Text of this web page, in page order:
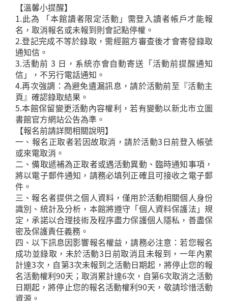
【溫馨小提醒】
1.此為 「本館讀者限定活動」需登入讀者帳戶才能報
名，取消報名或未報到則會記點停權。
2.登記完成不等於錄取，需經館方審查後才會寄發錄取
通知信。
3.活動前 3 日，系統亦會自動寄送「活動前提醒通知
信」，不另行電話通知。
4.再次強調：為避免遺漏訊息，請於活動前至『活動主
頁』確認錄取結果。
5.本館保留變更活動內容權利，若有變動以新北市立圖
書館官方網站公告為準。
【報名前請詳閱相關說明】
一、報名正取者若因故取消，請於活動3日前登入帳號
或來電取消。
二、備取遞補為正取者或遇活動異動、臨時通知事項，
將以電子郵件通知，請務必填列正確且可接收之電子郵
件。
三、報名者提供之個人資料，僅用於活動相關個人身份
識別、統計及分析，本館將遵守「個人資料保護法」規
定，承諾以合理技術及程序盡力保護個人隱私，善盡保
密及保護責任義務。
四、以下訊息因影響報名權益，請務必注意：若您報名
成功並錄取，未於活動3日前取消且未報到，一年內累
計達3次，自第3次未報到之活動日期起，將停止您的報
名活動權利90天；取消累計達6次，自第6次取消之活動
日期起，將停止您的報名活動權利90天，敬請珍惜活動
資源。